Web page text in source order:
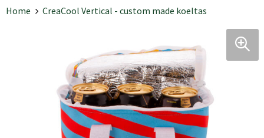
Home CreaCool Vertical - custom made koeltas